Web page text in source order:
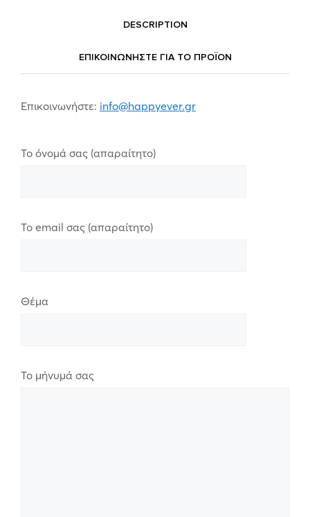
DESCRIPTION
ΕΠΙΚΟΙΝΩΝΗΣΤΕ ΓΙΑ ΤΟ ΠΡΟΪOΝ
Επικοινωνήστε: info@happyever.gr
Το όνομά σας (απαραίτητο)
Το email σας (απαραίτητο)
Θέμα
Το μήνυμά σας